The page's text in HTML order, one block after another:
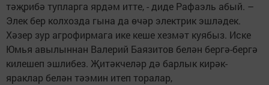
тәҗрибә тупларга ярдәм итте, - диде Рафаэль абый. –
Элек бер колхозда гына да өчәр электрик эшләдек.
Хәзер зур агрофирмага ике кеше хезмәт куябыз. Иске
Юмья авылыннан Валерий Баязитов белән бергә-бергә
килешеп эшлибез. Җитәкчеләр дә барлык кирәк-
яраклар белән тәэмин итеп торалар,